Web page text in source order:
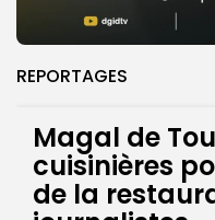
REPORTAGES
Magal de
cuisinières
de la